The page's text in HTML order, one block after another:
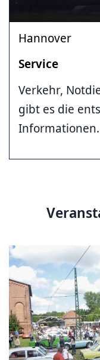
Hannover
Service
Verkehr,
gibt es die
Informationen.